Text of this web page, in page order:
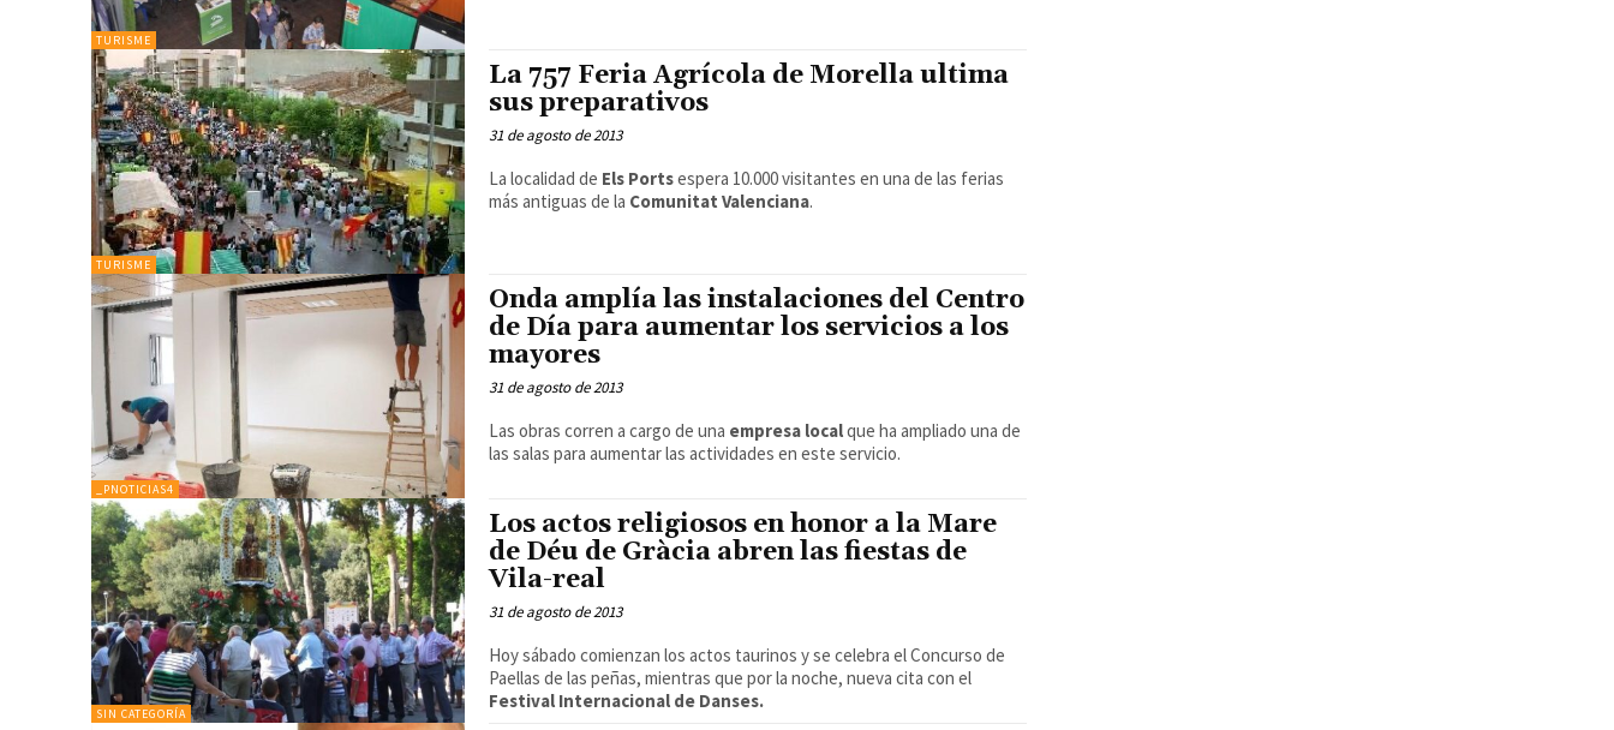
TURISME
TURISME
La 757 Feria Agrícola de Morella ultima
sus preparativos
31 de agosto de 2013
La localidad de Els Portsespera 10.000 visitantes en una de las ferias
más antiguas de la Comunitat Valenciana.
_PNOTICIAS4
Onda amplía las instalaciones del Centro
de Día para aumentar los servicios a los
mayores
31 de agosto de 2013
Las obras corren a cargo de una empresa localque ha ampliado una de
las salas para aumentar las actividades en este servicio.
SIN CATEGORÍA
Los actos religiosos en honor a la Mare
de Déu de Gràcia abren las fiestas de
Vila-real
31 de agosto de 2013
Hoy sábado comienzan los actos taurinos y se celebra el Concurso de
Paellas de las peñas, mientras que por la noche, nueva cita con el
Festival Internacional de Danses.